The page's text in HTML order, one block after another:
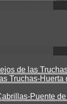
de las
Truchas-Huerta
Puente